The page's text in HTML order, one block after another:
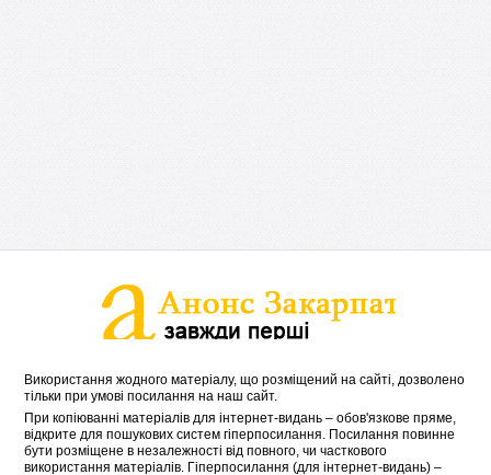
Використання жодного матеріалу, що розміщений на сайті, дозволено
тільки при умові посилання на наш сайт.
При копіюванні матеріалів для інтернет-видань – обов'язкове пряме,
відкрите для пошукових систем гіперпосилання. Посилання повинне
бути розміщене в незалежності від повного, чи часткового
використання матеріалів. Гіперпосилання (для інтернет-видань) –